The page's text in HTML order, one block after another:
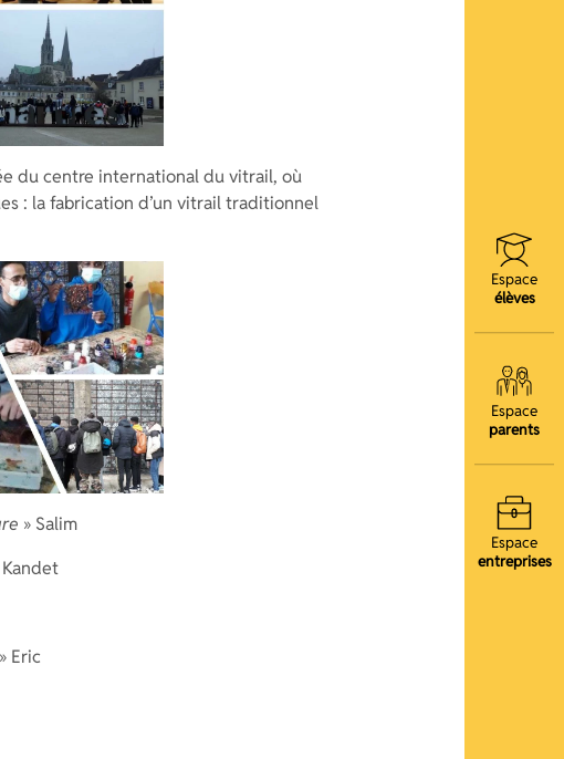
Espace
élèves
Espace
parents
Espace
entreprises
du centre international du vitrail, où
: la fabrication d’un vitrail traditionnel
» Salim
Kandet
» Eric